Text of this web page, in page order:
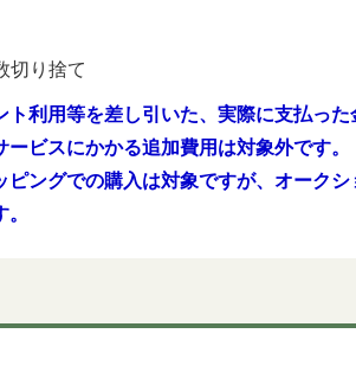
切り捨て
利用等を差し引いた、実際に支払った
ビスにかかる追加費用は対象外です。
ピングでの購入は対象ですが、オーク